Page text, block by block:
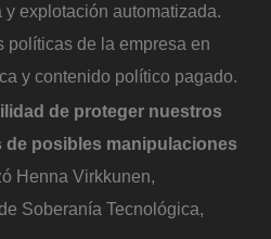
explotación automatizada.
políticas de la empresa en
y contenido político pagado.
de proteger nuestros
posibles manipulaciones
Henna Virkkunen,
Soberanía Tecnológica,